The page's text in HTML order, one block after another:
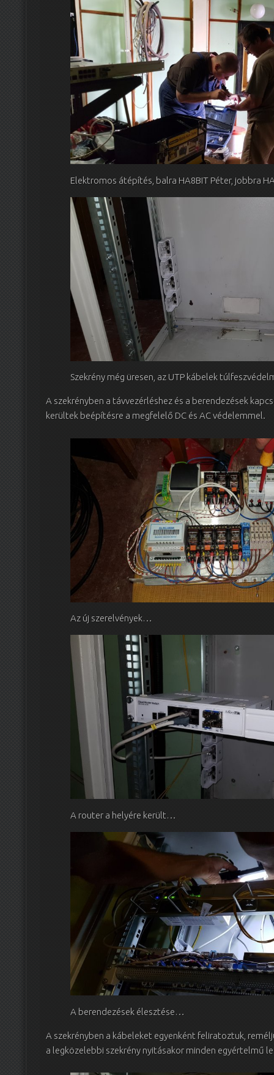
Elektromos átépítés, balra HA8BIT Péter, jobbra
Szekrény még üresen, az UTP kábelek
A szekrényben a távvezérléshez és a berendezések
kerültek beépítésre a megfelelő DC és AC védelemmel.
Az új szerelvények…
A router a helyére került…
A berendezések élesztése…
A szekrényben a kábeleket egyenként feliratoztuk,
a legközelebbi szekrény nyitásakor minden egyértelmű